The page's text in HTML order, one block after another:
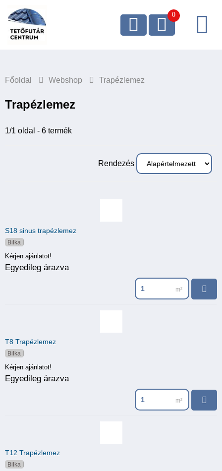
Főoldal Webshop Trapézlemez
Trapézlemez
1/1 oldal - 6 termék
Rendezés
S18 sinus trapézlemez
Bilka
Kérjen ajánlatot!
Egyedileg árazva
T8 Trapézlemez
Bilka
Kérjen ajánlatot!
Egyedileg árazva
T12 Trapézlemez
Bilka